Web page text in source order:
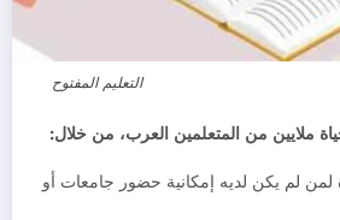
التعليم المفتوح
ملايين من المتعلمين العرب، من خلال:
لم يكن لديه إمكانية حضور جامعات أو